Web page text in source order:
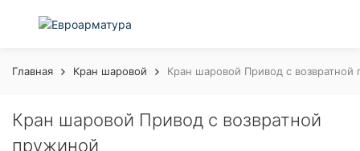
Главная Кран шаровой Кран шаровой Привод с возвратной
Кран шаровой Привод с возвратной
пружиной